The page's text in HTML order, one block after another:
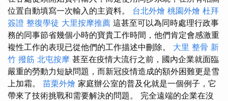
位置自動填寫一次輸入的主資料。 台北外燴 桃園外燴 杜拜
簽證 整復學徒 大里按摩推薦 這甚至可以為同時處理行政事
務的同事節省幾個小時的寶貴工作時間，他們肯定會感激重
複性工作的表現已從他們的工作描述中刪除。 大里 整骨 新
竹 撥筋 北屯按摩 甚至在疫情大流行之前，國內企業就面臨
嚴重的勞動力短缺問題，而新冠疫情造成的額外困難更是雪
上加霜。 苗栗外燴 家庭辦公室的普及化就是一個例子，它
帶來了技術挑戰和需要解決的問題。 完全遠端的企業在沒